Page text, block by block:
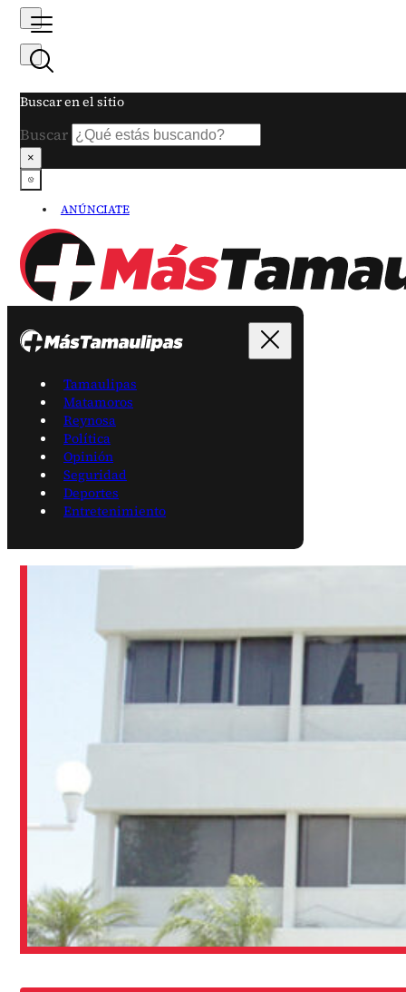
Buscar en el sitio
Buscar
×
ANÚNCIATE
Tamaulipas
Matamoros
Reynosa
Política
Opinión
Seguridad
Deportes
Entretenimiento